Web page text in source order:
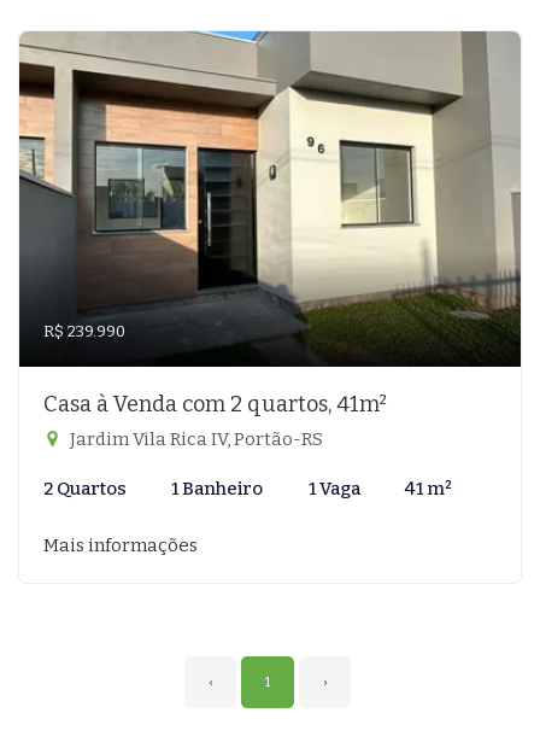
R$ 239.990
Casa à Venda com 2 quartos, 41m²
Jardim Vila Rica IV, Portão-RS
2 Quartos 1 Banheiro 1 Vaga 41 m²
Mais informações
‹ 1 ›